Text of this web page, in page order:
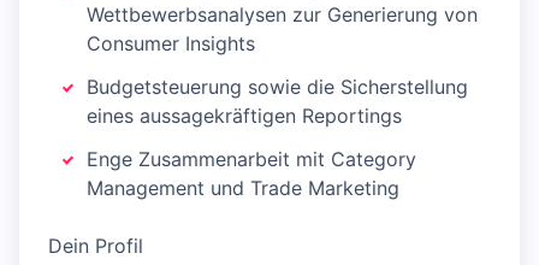
Wettbewerbsanalysen zur Generierung von
Consumer Insights
Budgetsteuerung sowie die Sicherstellung
eines aussagekräftigen Reportings
Enge Zusammenarbeit mit Category
Management und Trade Marketing
Dein Profil